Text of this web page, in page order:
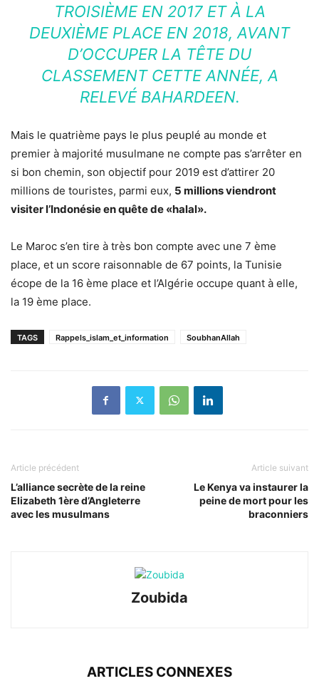
TROISIÈME EN 2017 ET À LA
DEUXIÈME PLACE EN 2018, AVANT
D’OCCUPER LA TÊTE DU
CLASSEMENT CETTE ANNÉE, A
RELEVÉ BAHARDEEN.
Mais le quatrième pays le plus peuplé au monde et
premier à majorité musulmane ne compte pas s’arrêter en
si bon chemin, son objectif pour 2019 est d’attirer 20
millions de touristes, parmi eux, 5 millions viendront
visiter l’Indonésie en quête de «halal».
Le Maroc s’en tire à très bon compte avec une 7 ème
place, et un score raisonnable de 67 points, la Tunisie
écope de la 16 ème place et l’Algérie occupe quant à elle,
la 19 ème place.
TAGS Rappels_islam_et_information SoubhanAllah
Article précédent
L’alliance secrète de la reine
Elizabeth 1ère d’Angleterre
avec les musulmans
Article suivant
Le Kenya va instaurer la
peine de mort pour les
braconniers
Zoubida
ARTICLES CONNEXES